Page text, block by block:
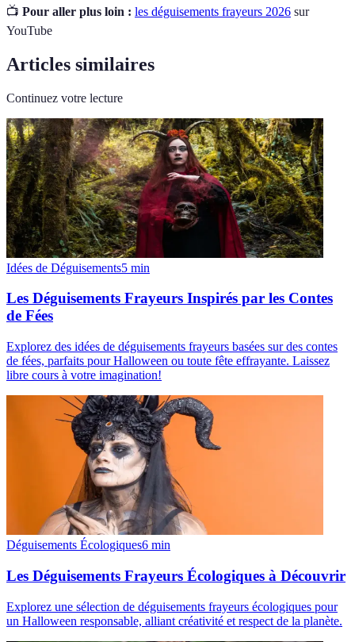
📺 Pour aller plus loin : les déguisements frayeurs 2026 sur
YouTube
Articles similaires
Continuez votre lecture
Idées de Déguisements5 min
Les Déguisements Frayeurs Inspirés par les Contes
de Fées
Explorez des idées de déguisements frayeurs basées sur des contes
de fées, parfaits pour Halloween ou toute fête effrayante. Laissez
libre cours à votre imagination!
Déguisements Écologiques6 min
Les Déguisements Frayeurs Écologiques à Découvrir
Explorez une sélection de déguisements frayeurs écologiques pour
un Halloween responsable, alliant créativité et respect de la planète.